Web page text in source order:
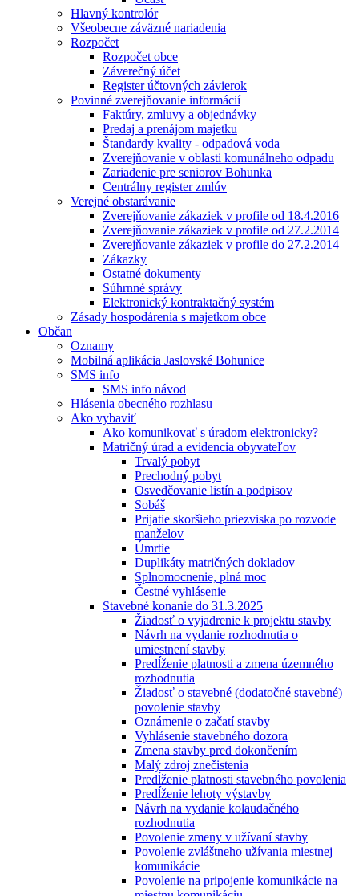
Hlavný kontrolór
Všeobecne záväzné nariadenia
Rozpočet
Rozpočet obce
Záverečný účet
Register účtovných závierok
Povinné zverejňovanie informácií
Faktúry, zmluvy a objednávky
Predaj a prenájom majetku
Štandardy kvality - odpadová voda
Zverejňovanie v oblasti komunálneho odpadu
Zariadenie pre seniorov Bohunka
Centrálny register zmlúv
Verejné obstarávanie
Zverejňovanie zákaziek v profile od 18.4.2016
Zverejňovanie zákaziek v profile od 27.2.2014
Zverejňovanie zákaziek v profile do 27.2.2014
Zákazky
Ostatné dokumenty
Súhrnné správy
Elektronický kontraktačný systém
Zásady hospodárenia s majetkom obce
Občan
Oznamy
Mobilná aplikácia Jaslovské Bohunice
SMS info
SMS info návod
Hlásenia obecného rozhlasu
Ako vybaviť
Ako komunikovať s úradom elektronicky?
Matričný úrad a evidencia obyvateľov
Trvalý pobyt
Prechodný pobyt
Osvedčovanie listín a podpisov
Sobáš
Prijatie skoršieho priezviska po rozvode
manželov
Úmrtie
Duplikáty matričných dokladov
Splnomocnenie, plná moc
Čestné vyhlásenie
Stavebné konanie do 31.3.2025
Žiadosť o vyjadrenie k projektu stavby
Návrh na vydanie rozhodnutia o
umiestnení stavby
Predĺženie platnosti a zmena územného
rozhodnutia
Žiadosť o stavebné (dodatočné stavebné)
povolenie stavby
Oznámenie o začatí stavby
Vyhlásenie stavebného dozora
Zmena stavby pred dokončením
Malý zdroj znečistenia
Predĺženie platnosti stavebného povolenia
Predĺženie lehoty výstavby
Návrh na vydanie kolaudačného
rozhodnutia
Povolenie zmeny v užívaní stavby
Povolenie zvláštneho užívania miestnej
komunikácie
Povolenie na pripojenie komunikácie na